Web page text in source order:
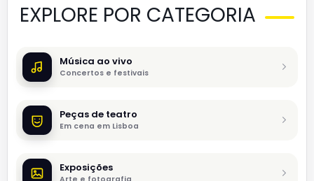
EXPLORE POR CATEGORIA
Música ao vivo
Concertos e festivais
Peças de teatro
Em cena em Lisboa
Exposições